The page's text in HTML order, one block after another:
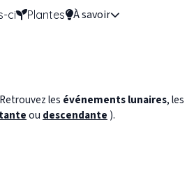
ci Plantes À savoir
les événements lunaires, les
ou descendante ).